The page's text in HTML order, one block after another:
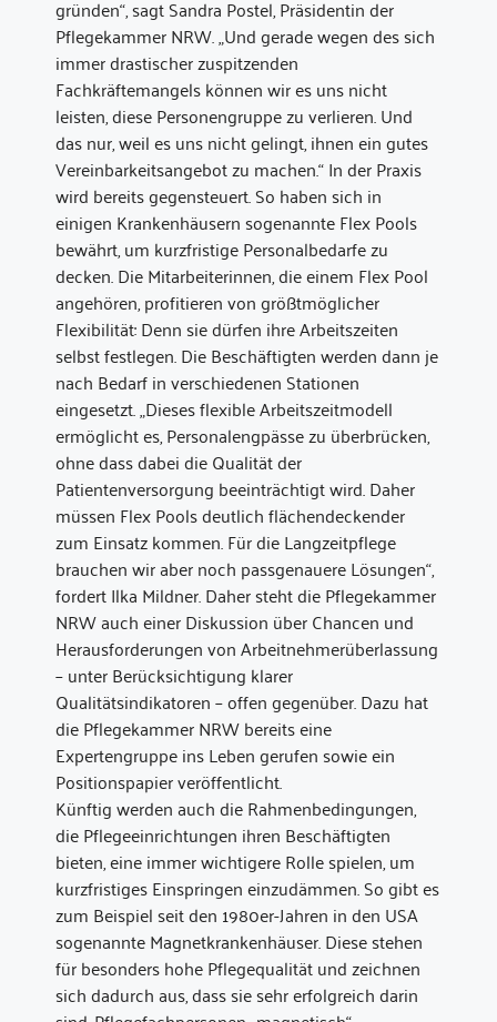
gründen“, sagt Sandra Postel, Präsidentin der
Pflegekammer NRW. „Und gerade wegen des sich
immer drastischer zuspitzenden
Fachkräftemangels können wir es uns nicht
leisten, diese Personengruppe zu verlieren. Und
das nur, weil es uns nicht gelingt, ihnen ein gutes
Vereinbarkeitsangebot zu machen.“ In der Praxis
wird bereits gegensteuert. So haben sich in
einigen Krankenhäusern sogenannte Flex Pools
bewährt, um kurzfristige Personalbedarfe zu
decken. Die Mitarbeiterinnen, die einem Flex Pool
angehören, profitieren von größtmöglicher
Flexibilität: Denn sie dürfen ihre Arbeitszeiten
selbst festlegen. Die Beschäftigten werden dann je
nach Bedarf in verschiedenen Stationen
eingesetzt. „Dieses flexible Arbeitszeitmodell
ermöglicht es, Personalengpässe zu überbrücken,
ohne dass dabei die Qualität der
Patientenversorgung beeinträchtigt wird. Daher
müssen Flex Pools deutlich flächendeckender
zum Einsatz kommen. Für die Langzeitpflege
brauchen wir aber noch passgenauere Lösungen“,
fordert Ilka Mildner. Daher steht die Pflegekammer
NRW auch einer Diskussion über Chancen und
Herausforderungen von Arbeitnehmerüberlassung
– unter Berücksichtigung klarer
Qualitätsindikatoren – offen gegenüber. Dazu hat
die Pflegekammer NRW bereits eine
Expertengruppe ins Leben gerufen sowie ein
Positionspapier veröffentlicht.
Künftig werden auch die Rahmenbedingungen,
die Pflegeeinrichtungen ihren Beschäftigten
bieten, eine immer wichtigere Rolle spielen, um
kurzfristiges Einspringen einzudämmen. So gibt es
zum Beispiel seit den 1980er-Jahren in den USA
sogenannte Magnetkrankenhäuser. Diese stehen
für besonders hohe Pflegequalität und zeichnen
sich dadurch aus, dass sie sehr erfolgreich darin